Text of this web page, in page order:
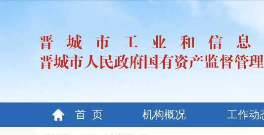
首 页 机构概况 工作动